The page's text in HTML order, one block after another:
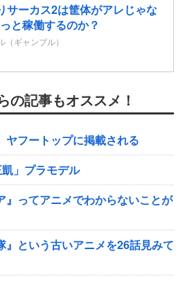
サーカス2は筐体がアレじゃな
と稼働するのか？
（ギャンブル）
の記事もオススメ！
ヤフートップに掲載される
」プラモデル
』ってアニメでわからないことが
』という古いアニメを26話見みて